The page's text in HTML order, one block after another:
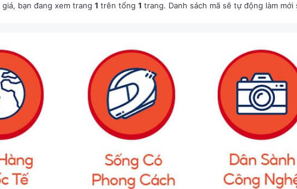
giá, bạn đang xem trang 1 trên tổng 1 trang. Danh sách mã sẽ tự động làm mới